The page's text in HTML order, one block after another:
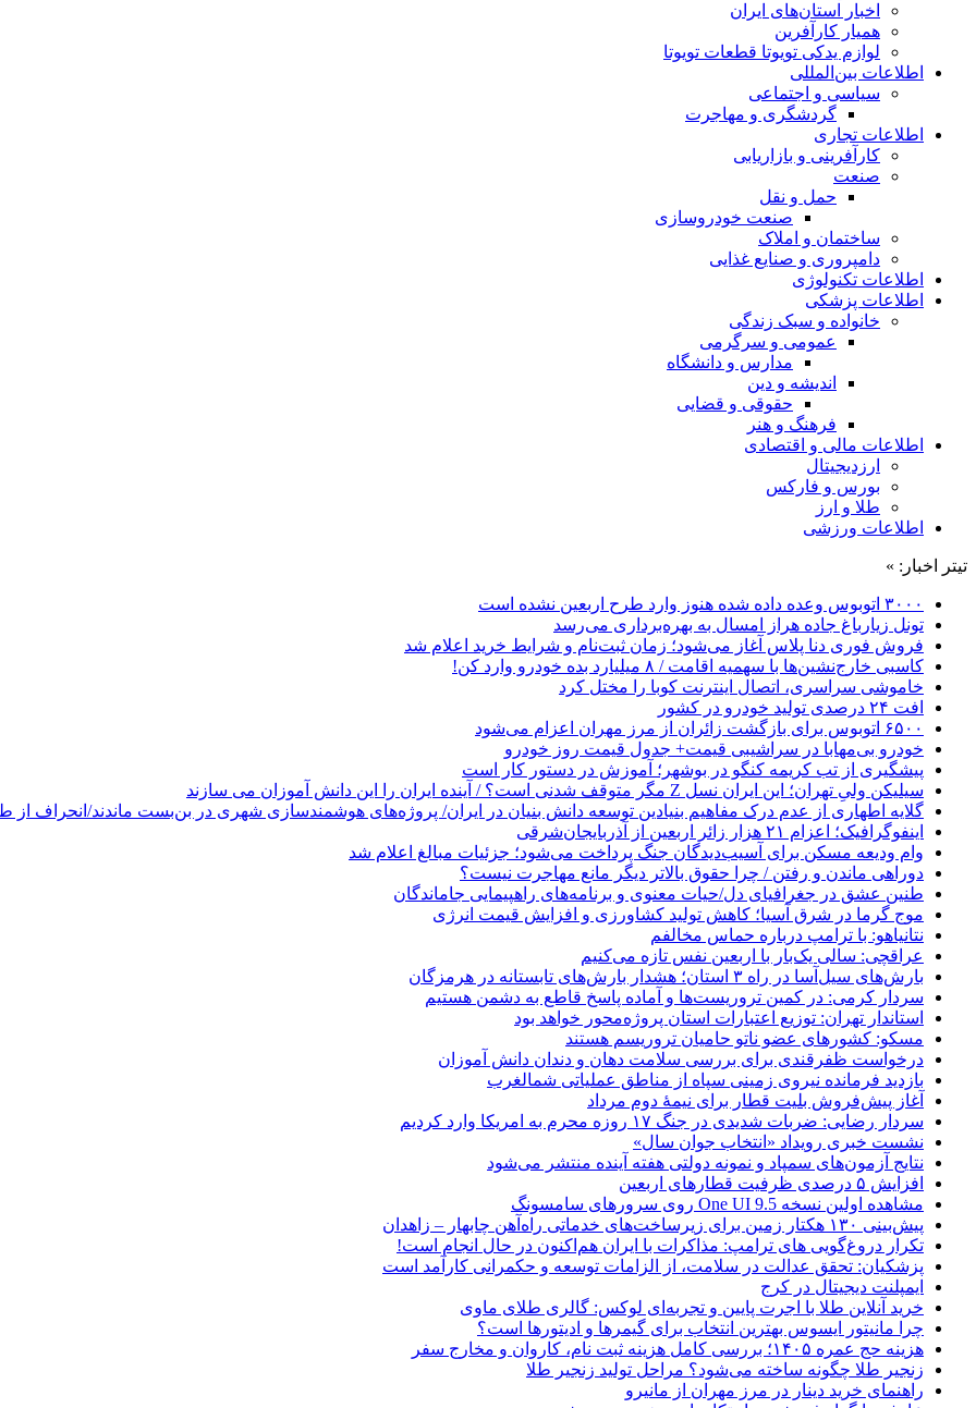
اخبار استان‌های ایران
همیار کارآفرین
لوازم یدکی تویوتا قطعات تویوتا
اطلاعات بین‌المللی
سیاسی و اجتماعی
گردشگری و مهاجرت
اطلاعات تجاری
کارآفرینی و بازاریابی
صنعت
حمل و نقل
صنعت خودروسازی
ساختمان و املاک
دامپروری و صنایع غذایی
اطلاعات تکنولوژی
اطلاعات پزشکی
خانواده و سبک زندگی
عمومی و سرگرمی
مدارس و دانشگاه
اندیشه و دین
حقوقی و قضایی
فرهنگ و هنر
اطلاعات مالی و اقتصادی
ارزدیجیتال
بورس و فارکس
طلا و ارز
اطلاعات ورزشی
تیتر اخبار: »
۳۰۰۰ اتوبوس وعده داده شده هنوز وارد طرح اربعین نشده است
تونل زیارباغ جاده هراز امسال به بهره‌برداری می‌رسد
فروش فوری دنا پلاس آغاز می‌شود؛ زمان ثبت‌نام و شرایط خرید اعلام شد
کاسبی خارج‌نشین‌ها با سهمیه اقامت / ۸ میلیارد بده خودرو وارد کن!
خاموشی سراسری، اتصال اینترنت کوبا را مختل کرد
افت ۲۴ درصدی تولید خودرو در کشور
۶۵۰۰ اتوبوس برای بازگشت زائران از مرز مهران اعزام می‌شود
خودرو بی‌مهابا در سراشیبی قیمت+ جدول قیمت روز خودرو
پیشگیری از تب کریمه کنگو در بوشهر؛ آموزش در دستور کار است
سیلیکن ولیِ تهران؛ این ایران نسل Z مگر متوقف شدنی است؟ / آینده ایران را این دانش آموزان می سازند
گلایه اطهاری از عدم درک مفاهیم بنیادین توسعه دانش بنیان در ایران/ پروژه‌های هوشمندسازی شهری در بن‌بست ماندند/انحراف از طرح جامع ۱۳۸۶ به
اینفوگرافیک؛ اعزام ۲۱ هزار زائر اربعین از آذربایجان‌شرقی
وام ودیعه مسکن برای آسیب‌دیدگان جنگ پرداخت می‌شود؛ جزئیات مبالغ اعلام شد
دوراهی ماندن و رفتن / چرا حقوق بالاتر دیگر مانع مهاجرت نیست؟
طنین عشق در جغرافیای دل/حیات معنوی و برنامه‌های راهپیمایی جاماندگان
موج گرما در شرق آسیا؛ کاهش تولید کشاورزی و افزایش قیمت انرژی
نتانیاهو: با ترامپ درباره حماس مخالفم
عراقچی: سالی یک‌بار با اربعین نفس تازه می‌کنیم
بارش‌های سیل‌آسا در راه ۳ استان؛ هشدار بارش‌های تابستانه در هرمزگان
سردار کرمی: در کمین تروریست‌ها و آماده پاسخ قاطع به دشمن هستیم
استاندار تهران: توزیع اعتبارات استان پروژه‌محور خواهد بود
مسکو: کشورهای عضو ناتو حامیان تروریسم هستند
درخواست ظفرقندی برای بررسی سلامت دهان و دندان دانش آموزان
بازدید فرمانده نیروی زمینی سپاه از مناطق عملیاتی شمالغرب
آغاز پیش‌فروش بلیت قطار برای نیمۀ دوم مرداد
سردار رضایی: ضربات شدیدی در جنگ ۱۷ روزه محرم به امریکا وارد کردیم
نشست خبری رویداد «انتخاب جوان سال»
نتایج آزمون‌های سمپاد و نمونه دولتی هفته آینده منتشر می‌شود
افزایش ۵ درصدی ظرفیت قطارهای اربعین
مشاهده اولین نسخه One UI 9.5 روی سرورهای سامسونگ
پیش‌بینی ۱۳۰ هکتار زمین برای زیرساخت‌های خدماتی راه‌آهن چابهار – زاهدان
تکرار دروغ‌گویی های ترامپ: مذاکرات با ایران هم‌اکنون در حال انجام است!
پزشکیان: تحقق عدالت در سلامت، از الزامات توسعه و حکمرانی کارآمد است
ایمپلنت دیجیتال در کرج
خرید آنلاین طلا با اجرت پایین و تجربه‌ای لوکس: گالری طلای ماوی
چرا مانیتور ایسوس بهترین انتخاب برای گیمرها و ادیتورها است؟
هزینه حج عمره ۱۴۰۵؛ بررسی کامل هزینه ثبت نام، کاروان و مخارج سفر
زنجیر طلا چگونه ساخته می‌شود؟ مراحل تولید زنجیر طلا
راهنمای خرید دینار در مرز مهران از مانیرو